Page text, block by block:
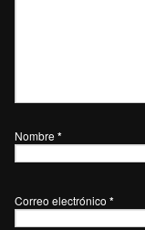
Nombre *
Correo electrónico *